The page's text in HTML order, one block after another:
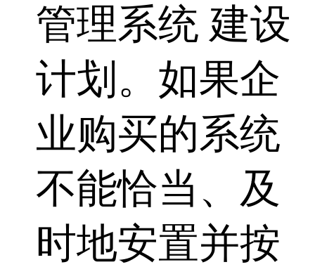
管理系统 建设
计划。如果企
业购买的系统
不能恰当、及
时地安置并按